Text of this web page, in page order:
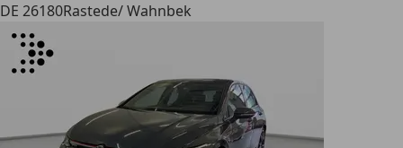
DE 26180Rastede/ Wahnbek